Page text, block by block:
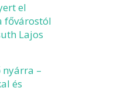
el
fővárostól
Lajos
–
és